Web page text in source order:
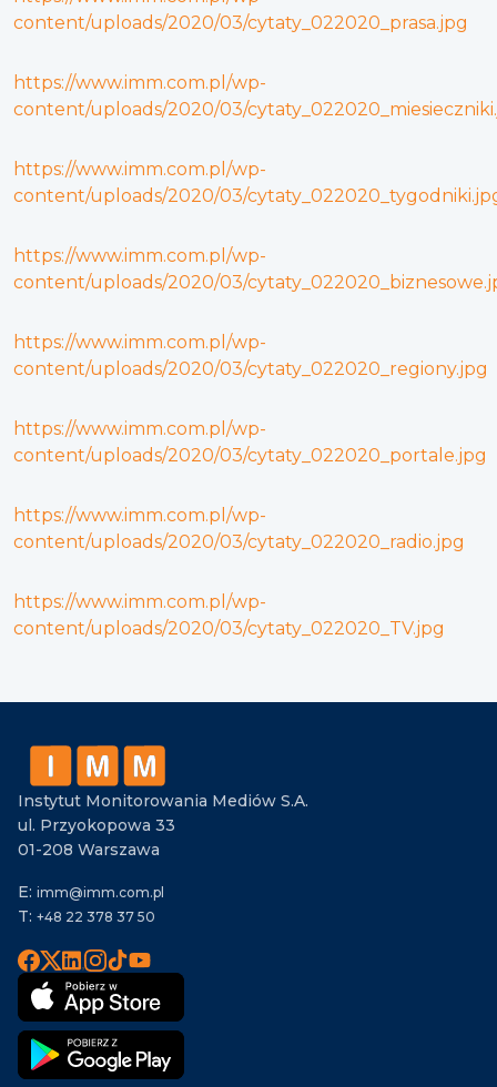
content/uploads/2020/03/cytaty_022020_prasa.jpg
https://www.imm.com.pl/wp-
content/uploads/2020/03/
https://www.imm.com.pl/wp-
content/uploads/2020/03/
https://www.imm.com.pl/wp-
content/uploads/2020/03/
https://www.imm.com.pl/wp-
content/uploads/2020/03/cytaty_022020_regiony.jpg
https://www.imm.com.pl/wp-
content/uploads/2020/03/cytaty_022020_portale.jpg
https://www.imm.com.pl/wp-
content/uploads/2020/03/cytaty_022020_radio.jpg
https://www.imm.com.pl/wp-
content/uploads/2020/03/cytaty_022020_TV.jpg
Instytut Monitorowania Mediów S.A.
ul. Przyokopowa 33
01-208 Warszawa
E: imm@imm.com.pl
T: +48 22 378 37 50